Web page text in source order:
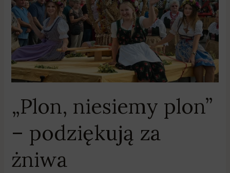
„Plon, niesiemy plon”
– podziękują za
żniwa
podziękują
za
żniwa